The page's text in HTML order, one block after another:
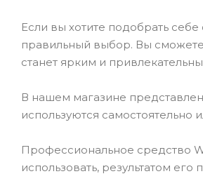
Если вы хотите подобрать
правильный выбор. Вы
станет ярким и
В нашем магазине
используются
Профессиональное средство
использовать, результатом